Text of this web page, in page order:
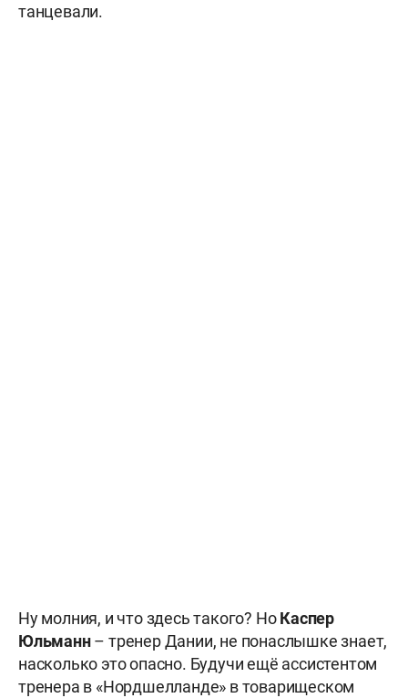
танцевали.
Ну молния, и что здесь такого? НоКаспер
Юльманн– тренер Дании, не понаслышке знает,
насколько это опасно. Будучи ещё ассистентом
тренера в «Нордшелланде» в товарищеском